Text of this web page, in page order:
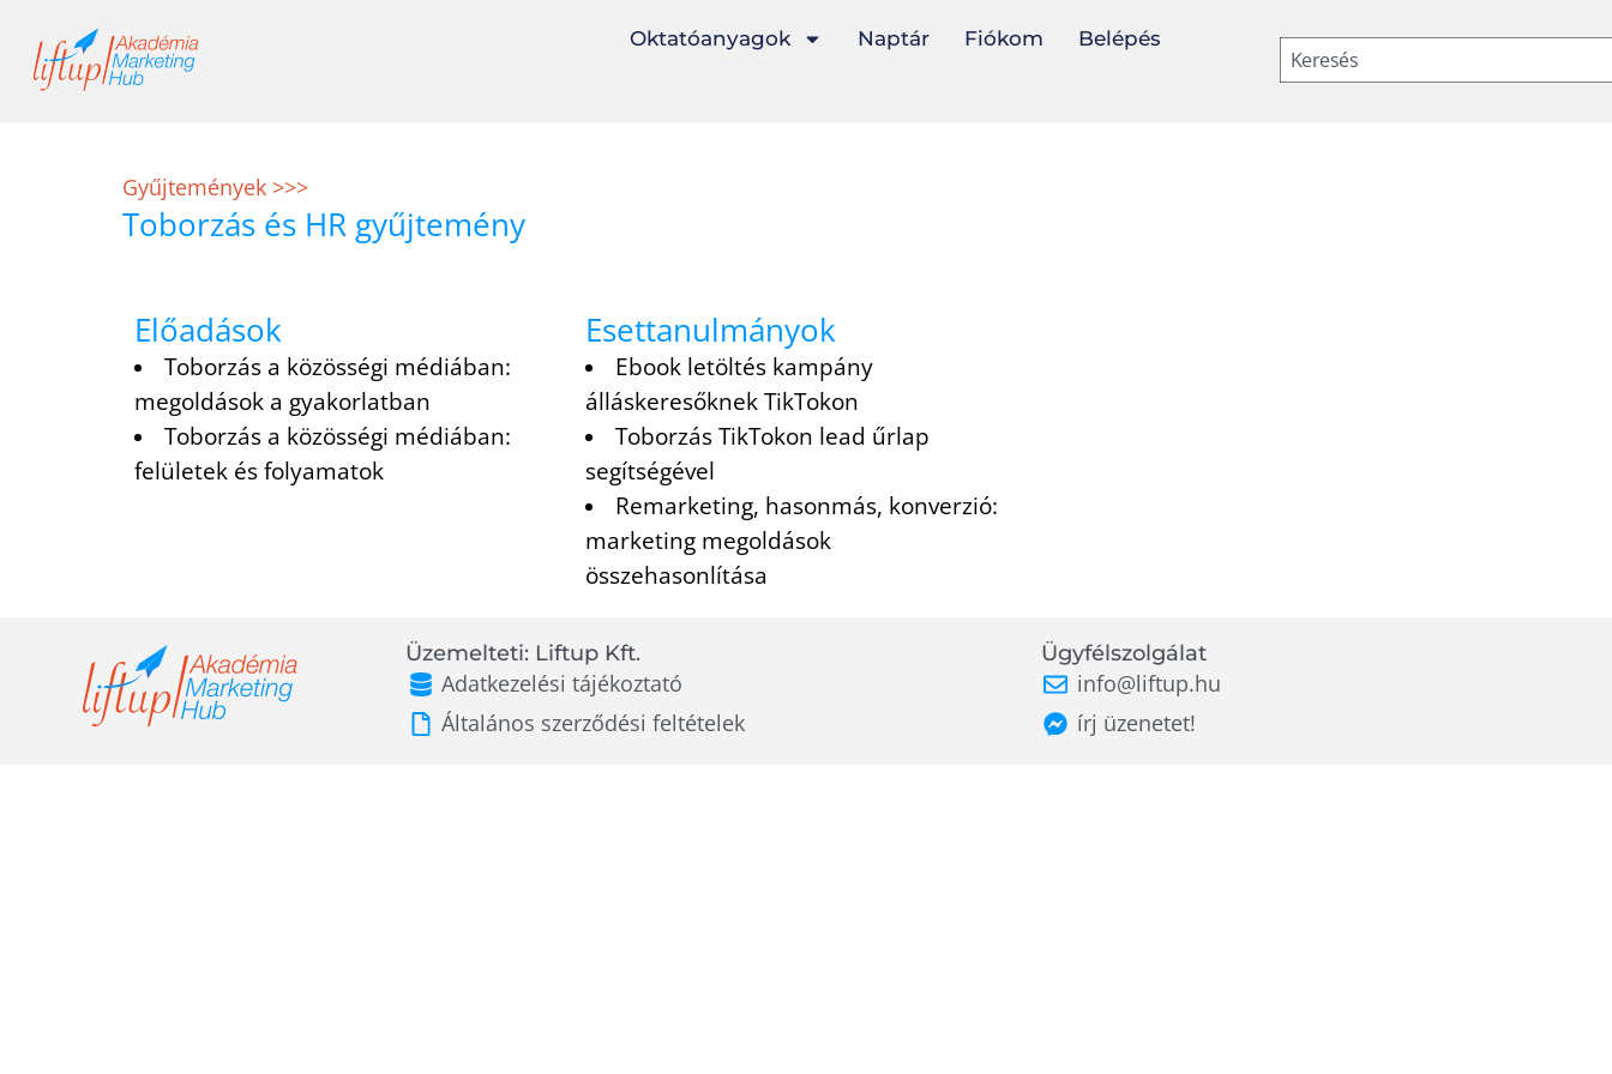
content
Oktatóanyagok Naptár Fiókom Belépés
Gyűjtemények >>>
Toborzás és HR gyűjtemény
Előadások
Toborzás a közösségi médiában:
megoldások a gyakorlatban
Toborzás a közösségi médiában:
felületek és folyamatok
Esettanulmányok
Ebook letöltés kampány
álláskeresőknek TikTokon
Toborzás TikTokon lead űrlap
segítségével
Remarketing, hasonmás, konverzió:
marketing megoldások
összehasonlítása
Üzemelteti: Liftup Kft.
Adatkezelési tájékoztató
Általános szerződési feltételek
Ügyfélszolgálat
info@liftup.hu
írj üzenetet!